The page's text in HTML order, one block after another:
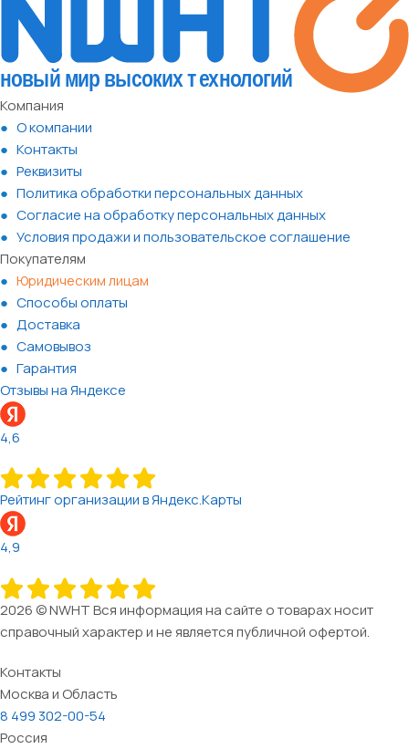
Компания
О компании
Контакты
Реквизиты
Политика обработки персональных данных
Согласие на обработку персональных данных
Условия продажи и пользовательское соглашение
Покупателям
Юридическим лицам
Способы оплаты
Доставка
Самовывоз
Гарантия
Отзывы на Яндексе
4,6
Рейтинг организации в Яндекс.Карты
4,9
2026 © NWHT Вся информация на сайте о товарах носит
справочный характер и не является публичной офертой.
Контакты
Москва и Область
8 499 302-00-54
Россия